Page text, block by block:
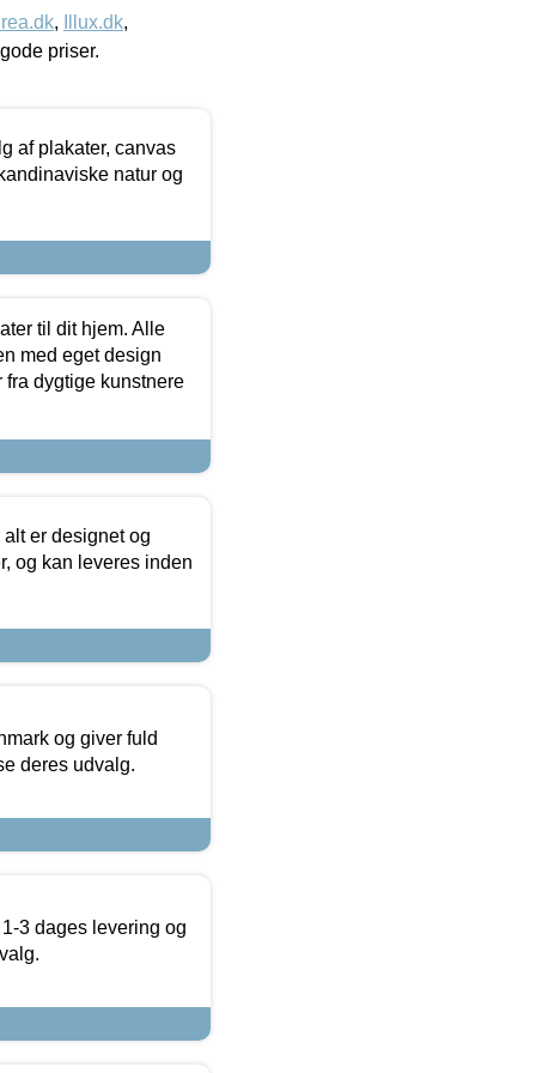
, Illux.dk,
priser.
af plakater, canvas
natur og
til dit hjem. Alle
med eget design
dygtige kunstnere
er designet og
og kan leveres inden
og giver fuld
deres udvalg.
3 dages levering og